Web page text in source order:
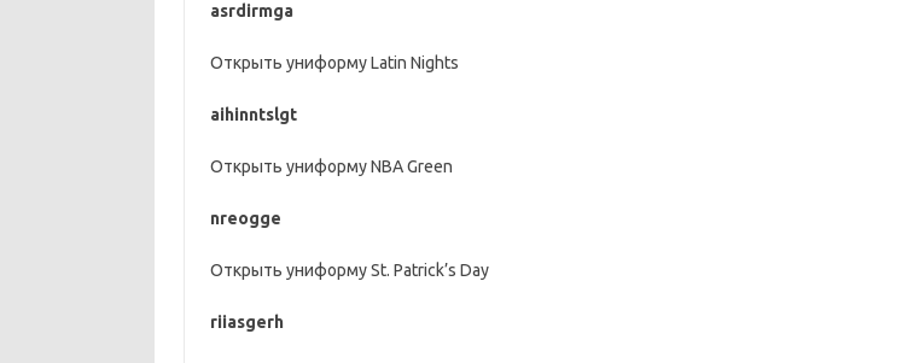
asrdirmga
Открыть униформу Latin Nights
aihinntslgt
Открыть униформу NBA Green
nreogge
Открыть униформу St. Patrick’s Day
riiasgerh